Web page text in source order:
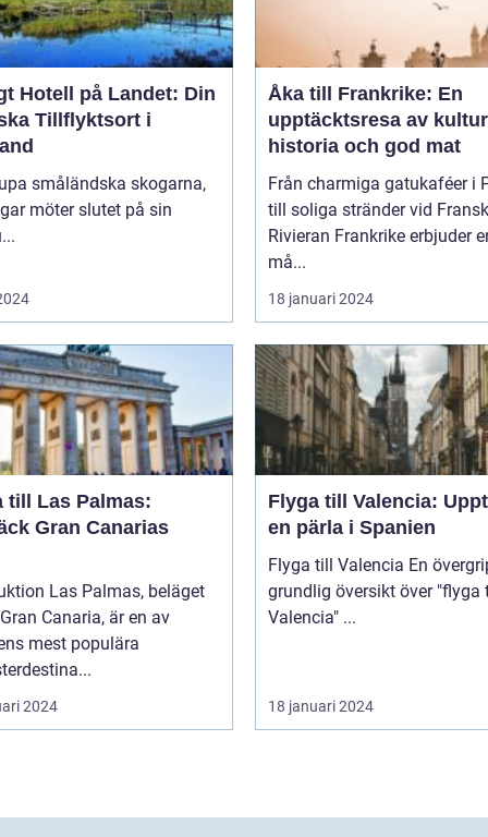
Hotell på Landet: Din
Tillflyktsort i
småländska skogarna,
möter slutet på sin
Åka till Frankrike: En
upptäcktsresa av
historia och god mat
Från charmiga gatukaféer i
till soliga stränder vid
Rivieran Frankrike erbjuder en
må...
18 januari 2024
till Las Palmas:
Gran Canarias
Las Palmas, beläget
Canaria, är en av
mest populära
2024
Flyga till Valencia:
en pärla i Spanien
Flyga till Valencia En övergripande,
grundlig översikt över "flyga
Valencia" ...
18 januari 2024